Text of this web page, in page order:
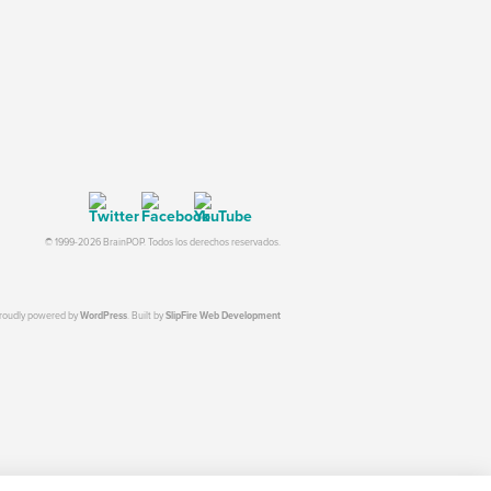
© 1999-2026 BrainPOP. Todos los derechos reservados.
powered byWordPress. Built bySlipFire Web Development